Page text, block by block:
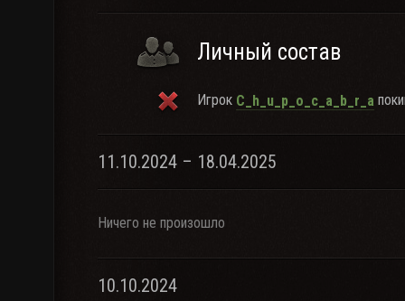
Личный состав
Игрок C_h_u_p_o_c_a_b_r_a
11.10.2024 – 18.04.2025
Ничего не произошло
10.10.2024